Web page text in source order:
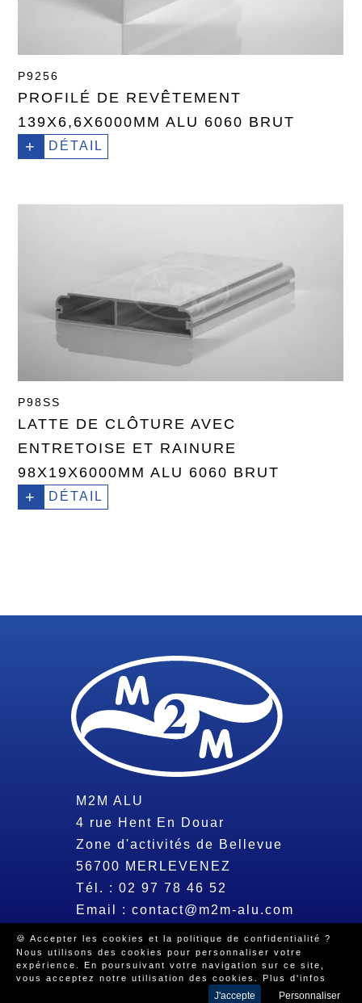
P9256
PROFILÉ DE REVÊTEMENT
139X6,6X6000MM ALU 6060 BRUT
+ DÉTAIL
P98SS
LATTE DE CLÔTURE AVEC
ENTRETOISE ET RAINURE
98X19X6000MM ALU 6060 BRUT
+ DÉTAIL
M2M ALU
4 rue Hent En Douar
Zone d'activités de Bellevue
56700 MERLEVENEZ
Tél. :02 97 78 46 52
Email :contact@m2m-alu.com
© 2026 Tous droits réservés -Mentions légales- Politique de
confidentialité -Beeview, agence web Morbihan
🍪 Accepter les cookies et la politique de confidentialité ?
Nous utilisons des cookies pour personnaliser votre
expérience. En poursuivant votre navigation sur ce site,
vous acceptez notre utilisation des cookies. Plus d'infos
J'accepte Personnaliser